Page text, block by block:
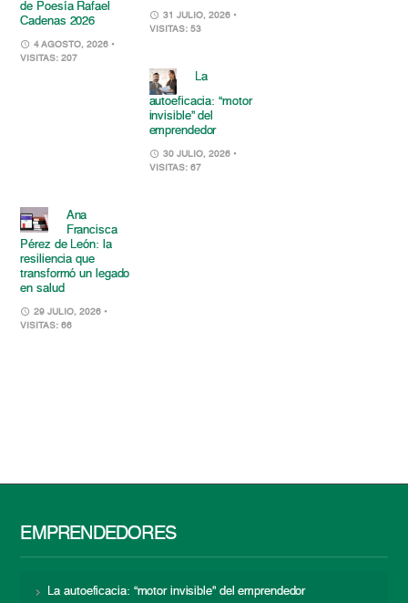
de Poesía Rafael
Cadenas 2026
4 AGOSTO, 2026 •
VISITAS: 207
31 JULIO, 2026 •
VISITAS: 53
La
autoeficacia: “motor
invisible” del
emprendedor
30 JULIO, 2026 •
VISITAS: 67
Ana
Francisca
Pérez de León: la
resiliencia que
transformó un legado
en salud
29 JULIO, 2026 •
VISITAS: 66
EMPRENDEDORES
La autoeficacia: “motor invisible” del emprendedor